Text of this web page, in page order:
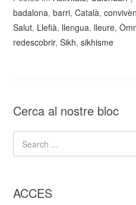
badalona,barri,Català,
Salut, Llefià, llengua, lleure,
redescobrir,Sikh,sikhisme
Cerca al nostre bloc
ACCES